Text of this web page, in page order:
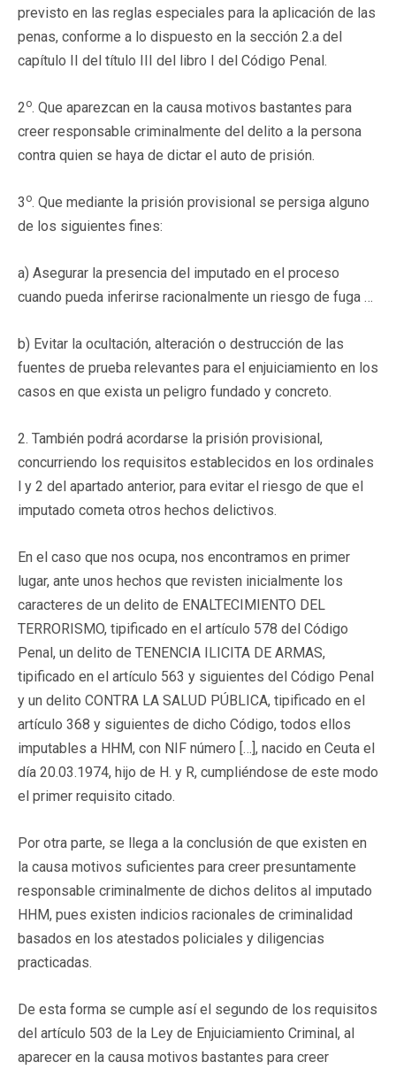
previsto en las reglas especiales para la aplicación de las
penas, conforme a lo dispuesto en la sección 2.a del
capítulo II del título III del libro I del Código Penal.
2o. Que aparezcan en la causa motivos bastantes para
creer responsable criminalmente del delito a la persona
contra quien se haya de dictar el auto de prisión.
3 o. Que mediante la prisión provisional se persiga alguno
de los siguientes fines:
a) Asegurar la presencia del imputado en el proceso
cuando pueda inferirse racionalmente un riesgo de fuga …
b) Evitar la ocultación, alteración o destrucción de las
fuentes de prueba relevantes para el enjuiciamiento en los
casos en que exista un peligro fundado y concreto.
2. También podrá acordarse la prisión provisional,
concurriendo los requisitos establecidos en los ordinales
l y 2 del apartado anterior, para evitar el riesgo de que el
imputado cometa otros hechos delictivos.
En el caso que nos ocupa, nos encontramos en primer
lugar, ante unos hechos que revisten inicialmente los
caracteres de un delito de ENALTECIMIENTO DEL
TERRORISMO, tipificado en el artículo 578 del Código
Penal, un delito de TENENCIA ILICITA DE ARMAS,
tipificado en el artículo 563 y siguientes del Código Penal
y un delito CONTRA LA SALUD PÚBLICA, tipificado en el
artículo 368 y siguientes de dicho Código, todos ellos
imputables a HHM, con NIF número […], nacido en Ceuta el
día 20.03.1974, hijo de H. y R, cumpliéndose de este modo
el primer requisito citado.
Por otra parte, se llega a la conclusión de que existen en
la causa motivos suficientes para creer presuntamente
responsable criminalmente de dichos delitos al imputado
HHM, pues existen indicios racionales de criminalidad
basados en los atestados policiales y diligencias
practicadas.
De esta forma se cumple así el segundo de los requisitos
del artículo 503 de la Ley de Enjuiciamiento Criminal, al
aparecer en la causa motivos bastantes para creer